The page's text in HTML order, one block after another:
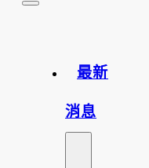
最新
消息